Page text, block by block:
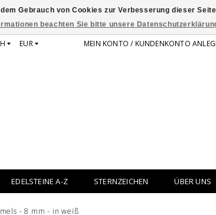
EUR MEIN KONTO / KUNDENKONTO
EDELSTEINE A-Z STERNZEICHEN ÜBER UNS
- 8 mm - in weiß
Gebrauch von Cookies zur Verbesserung dieser
beachten Sie bitte unsere